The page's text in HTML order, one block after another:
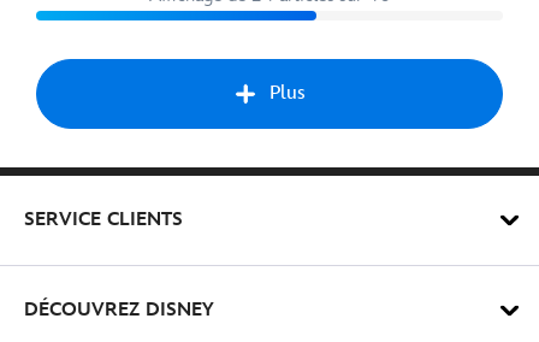
Plus
SERVICE CLIENTS
DÉCOUVREZ DISNEY